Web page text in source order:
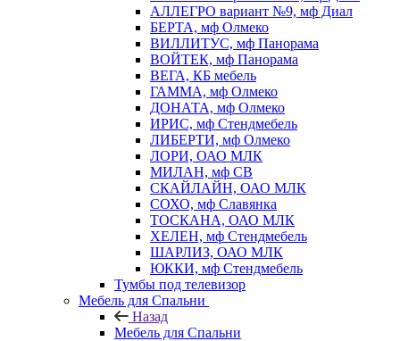
АЛЛЕГРО вариант №9, мф Диал
БЕРТА, мф Олмеко
ВИЛЛИТУС, мф Панорама
ВОЙТЕК, мф Панорама
ВЕГА, КБ мебель
ГАММА, мф Олмеко
ДОНАТА, мф Олмеко
ИРИС, мф Стендмебель
ЛИБЕРТИ, мф Олмеко
ЛОРИ, ОАО МЛК
МИЛАН, мф СВ
СКАЙЛАЙН, ОАО МЛК
СОХО, мф Славянка
ТОСКАНА, ОАО МЛК
ХЕЛЕН, мф Стендмебель
ШАРЛИЗ, ОАО МЛК
ЮККИ, мф Стендмебель
Тумбы под телевизор
Мебель для Спальни
Назад
Мебель для Спальни